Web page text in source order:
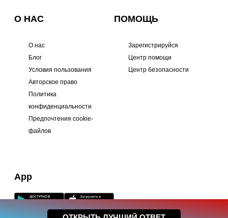
О НАС
О нас
Блог
Условия пользования
Авторское право
Политика
конфиденциальности
Предпочтения cookie-
файлов
ПОМОЩЬ
Зарегистрируйся
Центр помощи
Центр безопасности
App